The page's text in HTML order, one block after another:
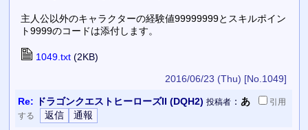
主人公以外のキャラクターの経験値99999999とスキルポイン
ト9999のコードは添付します。
1049.txt(2KB)
2016/06/23 (Thu) [No.1049]
Re: ドラゴンクエストヒーローズII (DQH2) 投稿者： あ
引用
する